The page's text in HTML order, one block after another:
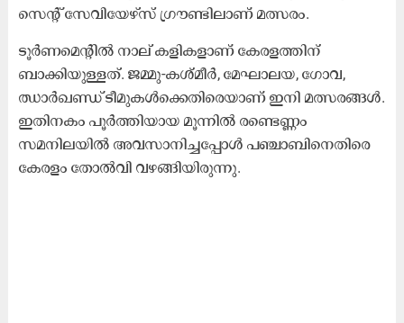
സെന്റ് സേവിയേഴ്സ് ഗ്രൗണ്ടിലാണ് മത്സരം.
ടൂർണമെന്റിൽ നാല് കളികളാണ് കേരളത്തിന്
ബാക്കിയുള്ളത്. ജമ്മു-കശ്മീർ, മേഘാലയ, ഗോവ,
ഝാർഖണ്ഡ് ടീമുകൾക്കെതിരെയാണ് ഇനി മത്സരങ്ങൾ.
ഇതിനകം പൂർത്തിയായ മൂന്നിൽ രണ്ടെണ്ണം
സമനിലയിൽ അവസാനിച്ചപ്പോൾ പഞ്ചാബിനെതിരെ
കേരളം തോൽവി വഴങ്ങിയിരുന്നു.